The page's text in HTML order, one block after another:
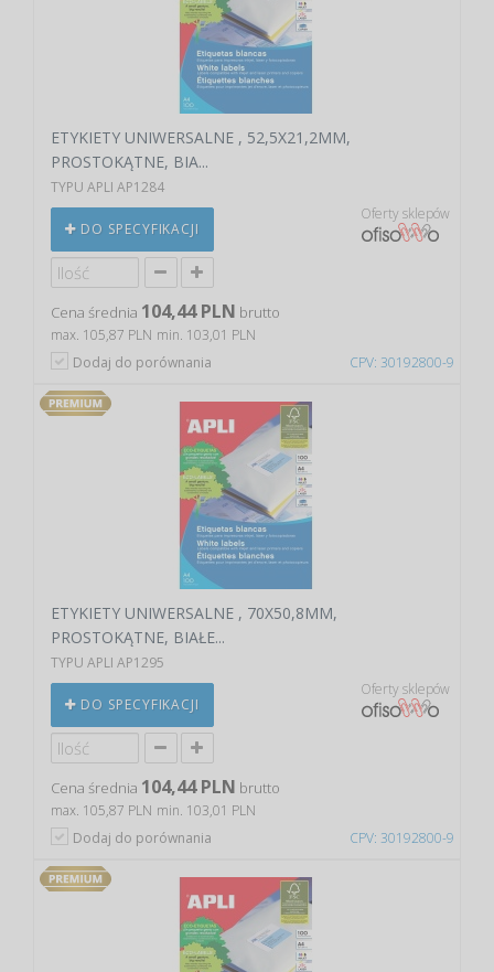
CPV: 30192800-9
ETYKIETY UNIWERSALNE , 52,5X21,2MM,
PROSTOKĄTNE, BIA...
TYPU APLI AP1284
DO SPECYFIKACJI
Oferty sklepów
Cena średnia 104,44 PLN brutto
max. 105,87 PLN min. 103,01 PLN
Dodaj do porównania
CPV: 30192800-9
ETYKIETY UNIWERSALNE , 70X50,8MM,
PROSTOKĄTNE, BIAŁE...
TYPU APLI AP1295
DO SPECYFIKACJI
Oferty sklepów
Cena średnia 104,44 PLN brutto
max. 105,87 PLN min. 103,01 PLN
Dodaj do porównania